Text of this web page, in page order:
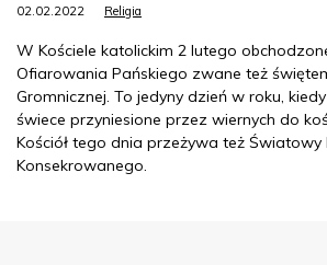
02.02.2022 Religia
W Kościele katolickim 2 lutego
Ofiarowania Pańskiego zwane też
Gromnicznej. To jedyny dzień w roku,
świece przyniesione przez wiernych do
Kościół tego dnia przeżywa też Światowy
Konsekrowanego.